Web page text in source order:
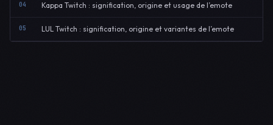
04 Kappa Twitch : signification, origine et usage de l’emote
05 LUL Twitch : signification, origine et variantes de l’emote